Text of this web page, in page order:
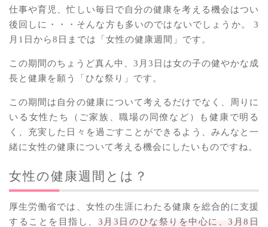
仕事や育児、忙しい毎日で自分の健康を考える機会はつい
後回しに・・・そんな方も多いのではないでしょうか。 3
月1日から8日までは「女性の健康週間」です。
この期間のちょうど真ん中、3月3日は女の子の健やかな成
長と健康を願う「ひな祭り」です。
この期間は自分の健康について考えるだけでなく、周りに
いる女性たち（ご家族、職場の同僚など）も健康で明る
く、充実した日々を過ごすことができるよう、みんなと一
緒に女性の健康について考える機会にしたいものですね。
女性の健康週間とは？
厚生労働省では、女性の生涯にわたる健康を総合的に支援
することを目指し、 3月3日のひな祭りを中心に、3月8日